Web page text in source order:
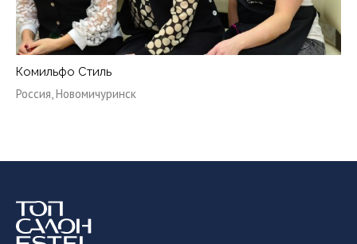
Комильфо Стиль
Россия, Новомичуринск